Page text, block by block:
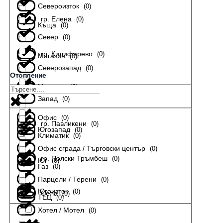
гр. Елена (0)
гр. Килифарево (0)
гр. Павликени (0)
гр. Полски Тръмбеш (0)
Села (0)
Къща (0)
Магазин (0)
Мезонет (0)
Офис (0)
Офис сграда / Търговски център (0)
Парцели / Терени (0)
Хотел / Мотел (0)
Североизток (0)
Север (0)
Северозапад (0)
Запад (0)
Югозапад (0)
Юг (0)
Югоизток (0)
Отопление
Климатик (0)
Газ (0)
ТЕЦ (0)